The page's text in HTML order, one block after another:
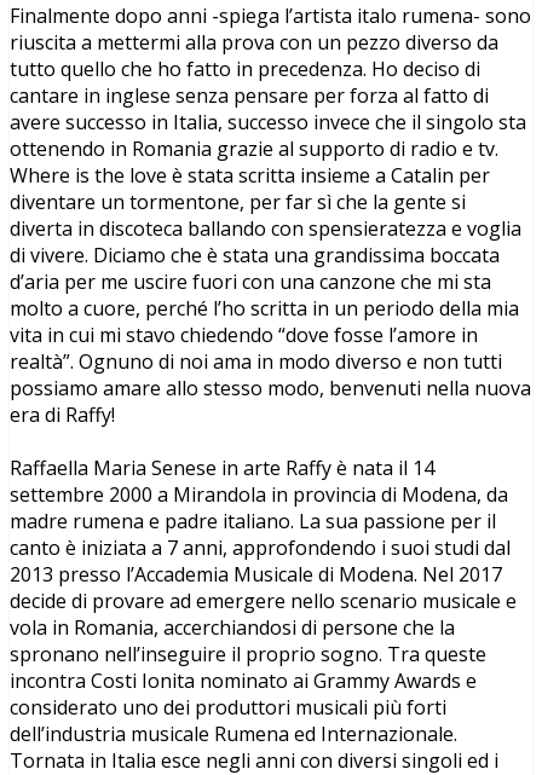
Finalmente dopo anni -spiega l’artista italo rumena- sono
riuscita a mettermi alla prova con un pezzo diverso da
tutto quello che ho fatto in precedenza. Ho deciso di
cantare in inglese senza pensare per forza al fatto di
avere successo in Italia, successo invece che il singolo sta
ottenendo in Romania grazie al supporto di radio e tv.
Where is the love è stata scritta insieme a Catalin per
diventare un tormentone, per far sì che la gente si
diverta in discoteca ballando con spensieratezza e voglia
di vivere. Diciamo che è stata una grandissima boccata
d’aria per me uscire fuori con una canzone che mi sta
molto a cuore, perché l’ho scritta in un periodo della mia
vita in cui mi stavo chiedendo “dove fosse l’amore in
realtà”. Ognuno di noi ama in modo diverso e non tutti
possiamo amare allo stesso modo, benvenuti nella nuova
era di Raffy!
Raffaella Maria Senese in arte Raffy è nata il 14
settembre 2000 a Mirandola in provincia di Modena, da
madre rumena e padre italiano. La sua passione per il
canto è iniziata a 7 anni, approfondendo i suoi studi dal
2013 presso l’Accademia Musicale di Modena. Nel 2017
decide di provare ad emergere nello scenario musicale e
vola in Romania, accerchiandosi di persone che la
spronano nell’inseguire il proprio sogno. Tra queste
incontra Costi Ionita nominato ai Grammy Awards e
considerato uno dei produttori musicali più forti
dell’industria musicale Rumena ed Internazionale.
Tornata in Italia esce negli anni con diversi singoli ed i